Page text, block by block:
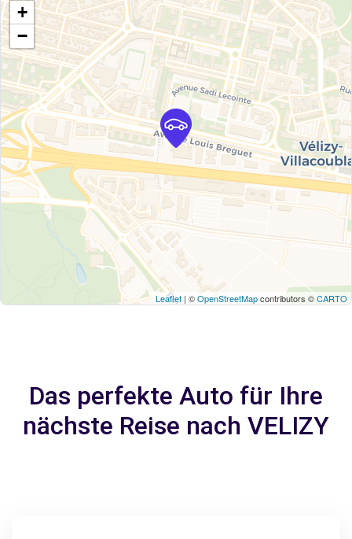
+
−
Leaflet | ©OpenStreetMapcontributors ©CARTO
Das perfekte Auto für Ihre
nächste Reise nach VELIZY